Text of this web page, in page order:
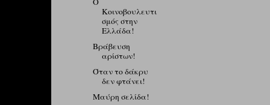
Κοινοβουλευτι
σμός στην
Ελλάδα!
Βράβευση
αρίστων!
Όταν το δάκρυ
δεν φτάνει!
Μαύρη σελίδα!